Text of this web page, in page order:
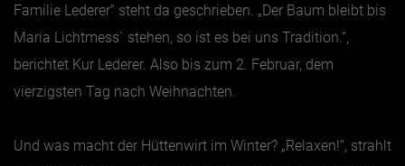
Familie Lederer“ steht da geschrieben. „Der Baum bleibt bis
Maria Lichtmess` stehen, so ist es bei uns Tradition.“,
berichtet Kur Lederer. Also bis zum 2. Februar, dem
vierzigsten Tag nach Weihnachten.
Und was macht der Hüttenwirt im Winter? „Relaxen!“, strahlt